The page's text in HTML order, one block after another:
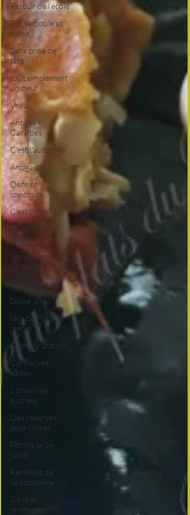
Retour de l'école
Riz, semoule et
pâtes
Sans prise de
tête
tout simplement
un oeuf
Veau
Antilles -
Caraïbes
C'est l'automne
Antigaspi
Défis et
concours
C'est l'hiver !
Conserves à
l'huile
Conserves au
vinaigre
C'est l'été !
Dolce Vita
fête des Grand
mères
Déshydratation
Conserves
salées
Conserves
sucrées
Des réserves
pour l'hiver
Fêtons le 14
juillet !
Remèdes de
Grand mère
C'est le
printemps